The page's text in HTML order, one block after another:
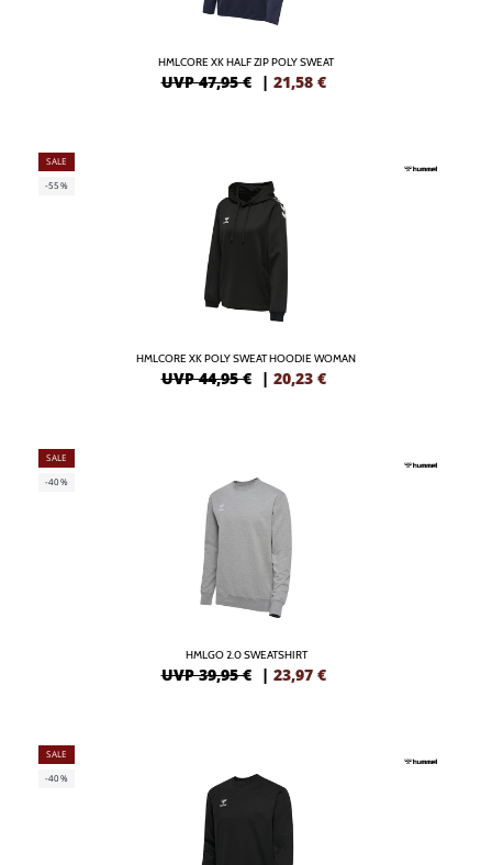
HMLCORE XK HALF ZIP POLY SWEAT
UVP 47,95 € | 21,58 €
SALE
-55%
HMLCORE XK POLY SWEAT HOODIE WOMAN
UVP 44,95 € | 20,23 €
SALE
-40%
HMLGO 2.0 SWEATSHIRT
UVP 39,95 € | 23,97 €
SALE
-40%